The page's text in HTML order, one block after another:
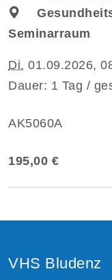
Seminarraum
Di. 01.09.2026,
Dauer: 1 Tag /
AK5060A
195,00 €
VHS Bludenz